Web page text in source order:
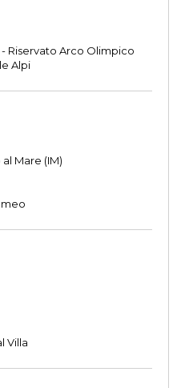
Riservato Arco Olimpico
Alpi
Mare (IM)
Villa